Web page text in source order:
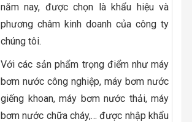
năm nay, được chọn là khẩu hiệu và
phương châm kinh doanh của công ty
chúng tôi.
Với các sản phẩm trọng điểm như máy
bơm nước công nghiệp, máy bơm nước
giếng khoan, máy bơm nước thải, máy
bơm nước chữa cháy,… được nhập khẩu